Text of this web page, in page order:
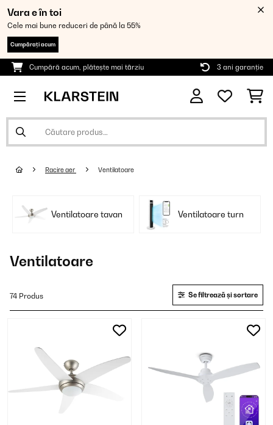
Vara e în toi
Cele mai bune reduceri de până la 55%
Cumpărați acum
Cumpără acum, plătește mai târziu 3 ani garanție
Racire aer Ventilatoare
Ventilatoare tavan Ventilatoare turn
Ventilatoare
74 Produs Se filtrează și sortare